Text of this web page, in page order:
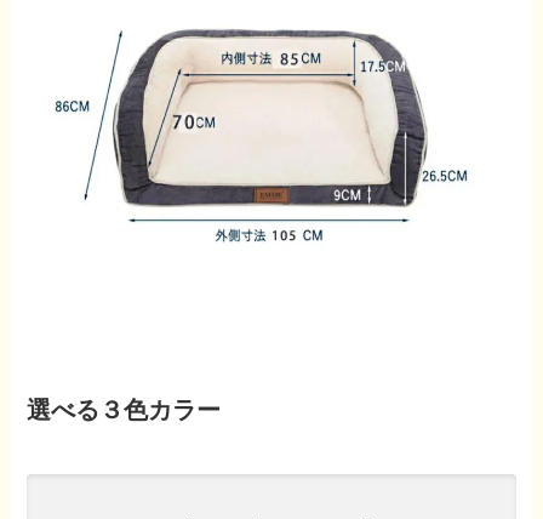
選べる３色カラー